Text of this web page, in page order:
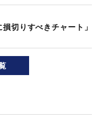
切りすべきチャート」